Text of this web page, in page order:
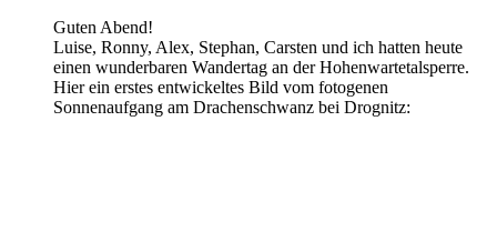
Guten Abend!
Luise, Ronny, Alex, Stephan, Carsten und ich hatten heute
einen wunderbaren Wandertag an der Hohenwartetalsperre.
Hier ein erstes entwickeltes Bild vom fotogenen
Sonnenaufgang am Drachenschwanz bei Drognitz: